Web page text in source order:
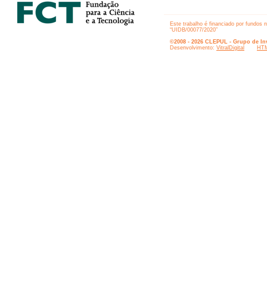
Este trabalho é financiado por fundos
“UIDB/00077/2020”
©2008 - 2026 CLEPUL - Grupo de
Desenvolvimento: VitralDigital